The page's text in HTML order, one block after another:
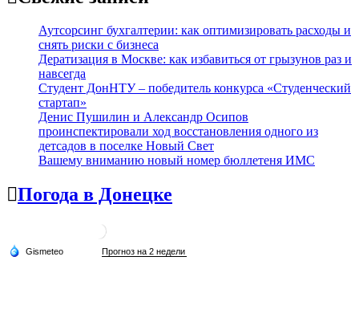
Аутсорсинг бухгалтерии: как оптимизировать расходы и
снять риски с бизнеса
Дератизация в Москве: как избавиться от грызунов раз и
навсегда
Студент ДонНТУ – победитель конкурса «Студенческий
стартап»
Денис Пушилин и Александр Осипов
проинспектировали ход восстановления одного из
детсадов в поселке Новый Свет
Вашему вниманию новый номер бюллетеня ИМС
Погода в Донецке